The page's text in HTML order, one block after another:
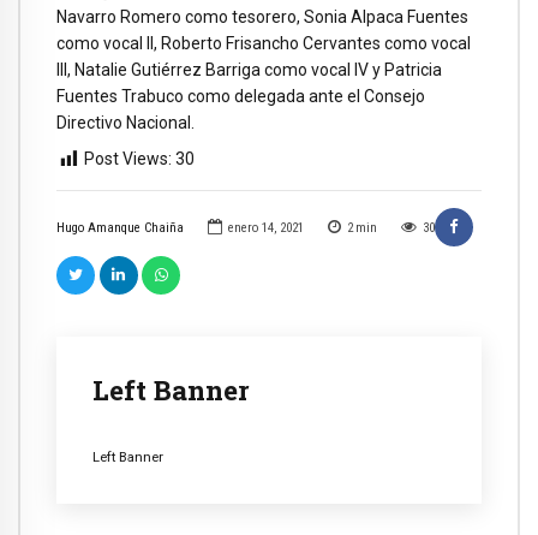
Hugo Amanque Chaiña enero 14, 2021 2 min 30
Left Banner
Left Banner
Navarro Romero como tesorero, Sonia Alpaca Fuentes
como vocal II, Roberto Frisancho Cervantes como vocal
III, Natalie Gutiérrez Barriga como vocal IV y Patricia
Fuentes Trabuco como delegada ante el Consejo
Directivo Nacional.
Post Views: 30